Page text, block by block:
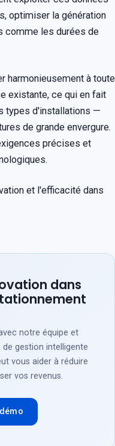
optimiser la génération
comme les durées de
harmonieusement à toute
existante, ce qui en fait
types d'installations —
de grande envergure.
précises et
et l'efficacité dans
dans
notre équipe et
gestion intelligente
vous aider à réduire
vos revenus.